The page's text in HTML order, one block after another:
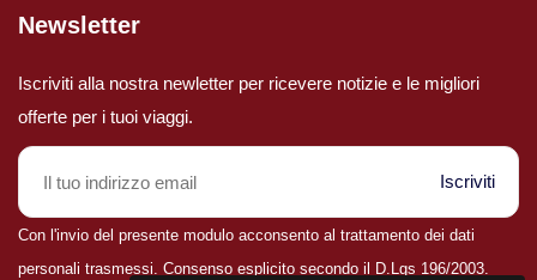
Viaggi in Ecuador Galapagos
Viaggi in Peru'
Newsletter
Iscriviti alla nostra newletter per ricevere notizie e le migliori
offerte per i tuoi viaggi.
Iscriviti
Con l'invio del presente modulo acconsento al trattamento dei dati
personali trasmessi. Consenso esplicito secondo il D.Lgs 196/2003.